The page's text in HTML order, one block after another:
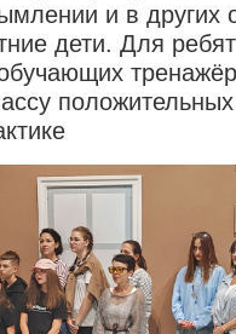
и в других
дети. Для